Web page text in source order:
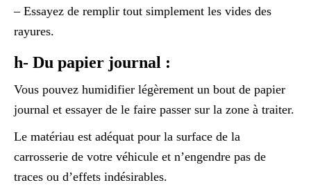
– Essayez de remplir tout simplement les vides des
rayures.
h- Du papier journal :
Vous pouvez humidifier légèrement un bout de papier
journal et essayer de le faire passer sur la zone à traiter.
Le matériau est adéquat pour la surface de la
carrosserie de votre véhicule et n’engendre pas de
traces ou d’effets indésirables.